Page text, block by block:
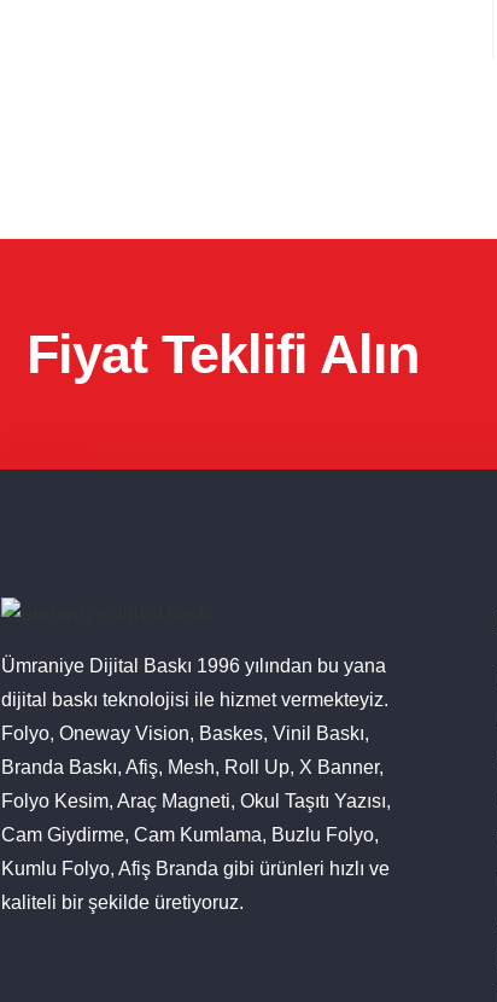
Fiyat Teklifi Alın
Ümraniye Dijital Baskı 1996 yılından bu yana
dijital baskı teknolojisi ile hizmet vermekteyiz.
Folyo, Oneway Vision, Baskes, Vinil Baskı,
Branda Baskı, Afiş, Mesh, Roll Up, X Banner,
Folyo Kesim, Araç Magneti, Okul Taşıtı Yazısı,
Cam Giydirme, Cam Kumlama, Buzlu Folyo,
Kumlu Folyo, Afiş Branda gibi ürünleri hızlı ve
kaliteli bir şekilde üretiyoruz.